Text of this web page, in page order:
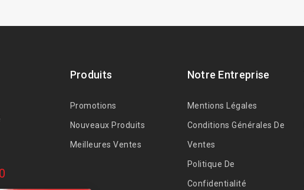
Produits
Promotions
Nouveaux Produits
Meilleures Ventes
Notre Entreprise
Mentions Légales
Conditions Générales De
Ventes
Politique De
Confidentialité